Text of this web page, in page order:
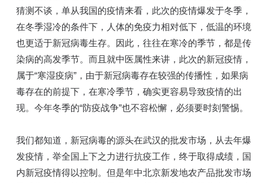
猜测不谈，单从我国的疫情来看，此次的疫情爆发于冬季，
在冬季湿冷的条件下，人体的免疫力相对低下，低温的环境
也更适于新冠病毒生存。因此，往往在寒冷的季节，都是传
染病的高发季节。而且就中医属性来讲，此次的新冠疫情，
属于“寒湿疫病”，由于新冠病毒存在较强的传播性，如果病
毒存在的前提下，在寒冷季节，确实更容易导致疫情的出
现。今年冬季的“防疫战争”也不容松懈，必须要时刻警惕。
我们都知道，新冠病毒的源头在武汉的批发市场，从去年爆
发疫情，举全国上下之力进行抗疫工作，终于取得成绩，国
内新冠疫情得以控制。但是年中北京新发地农产品批发市场